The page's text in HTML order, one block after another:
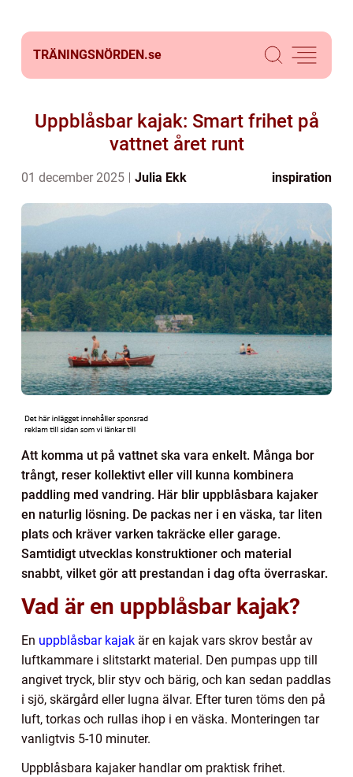
TRÄNINGSNÖRDEN.se
Uppblåsbar kajak: Smart frihet på
vattnet året runt
01 december 2025 Julia Ekk inspiration
Att komma ut på vattnet ska vara enkelt. Många bor
trångt, reser kollektivt eller vill kunna kombinera
paddling med vandring. Här blir uppblåsbara kajaker
en naturlig lösning. De packas ner i en väska, tar liten
plats och kräver varken takräcke eller garage.
Samtidigt utvecklas konstruktioner och material
snabbt, vilket gör att prestandan i dag ofta överraskar.
Vad är en uppblåsbar kajak?
En uppblåsbar kajak är en kajak vars skrov består av
luftkammare i slitstarkt material. Den pumpas upp till
angivet tryck, blir styv och bärig, och kan sedan paddlas
i sjö, skärgård eller lugna älvar. Efter turen töms den på
luft, torkas och rullas ihop i en väska. Monteringen tar
vanligtvis 5-10 minuter.
Uppblåsbara kajaker handlar om praktisk frihet.